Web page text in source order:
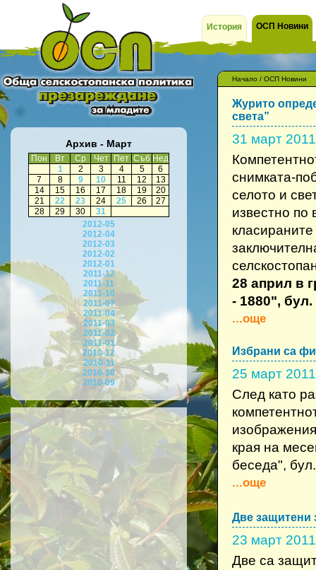
История ОСП Новини
Архив - Март
Пон Вт Ср Чет Пет Съб Нед
1
2 3 4 5
6
7
8 9 10 11 12
13
14
15 16 17 18 19
20
21
22 23 24 25 26
27
28
29 30
31
2012-05
2012-04
2012-03
2012-02
2012-01
2011-12
2011-11
2011-10
2011-07
2011-04
2011-03
2011-02
2011-01
2010-12
2010-11
2010-10
2010-09
Начало / ОСП Новини
Журито
света”
31 март 2011
снимката-
селото и
известно по
28 април в
- 1880",
...още
Избрани са
25 март 2011
След като
края на
беседа",
...още
Две защитени
23 март 2011
Две са